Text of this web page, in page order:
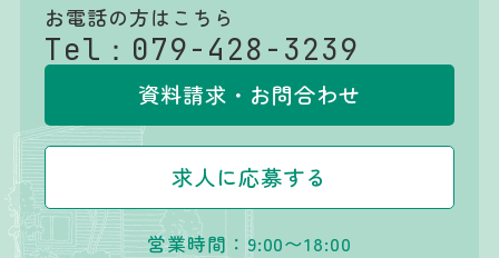
お電話の方はこちら
Tel： 079-428-3239
資料請求・お問合わせ
求人に応募する
営業時間：9:00〜18:00